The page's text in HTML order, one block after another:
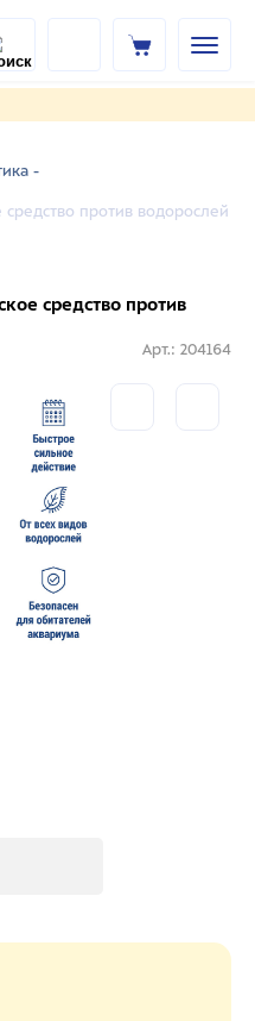
-
против водорослей
средство против
Арт.: 204164